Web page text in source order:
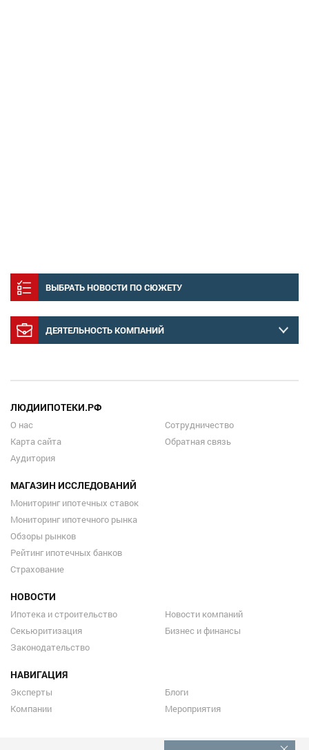
ВЫБРАТЬ НОВОСТИ ПО СЮЖЕТУ
ДЕЯТЕЛЬНОСТЬ КОМПАНИЙ
ЛЮДИИПОТЕКИ.РФ
О нас
Карта сайта
Аудитория
Сотрудничество
Обратная связь
МАГАЗИН ИССЛЕДОВАНИЙ
Мониторинг ипотечных ставок
Мониторинг ипотечного рынка
Обзоры рынков
Рейтинг ипотечных банков
Страхование
НОВОСТИ
Ипотека и строительство
Секьюритизация
Законодательство
Новости компаний
Бизнес и финансы
НАВИГАЦИЯ
Эксперты
Компании
Блоги
Мероприятия